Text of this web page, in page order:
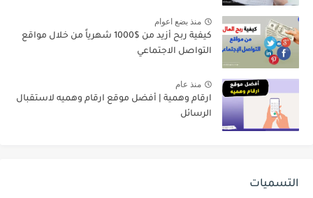
منذ بضع اعوام
كيفية ربح أزيد من $1000 شهرياً من خلال مواقع
التواصل الاجتماعي
منذ عام
ارقام وهمية | أفضل موقع ارقام وهميه لاستقبال
الرسائل
التسميات